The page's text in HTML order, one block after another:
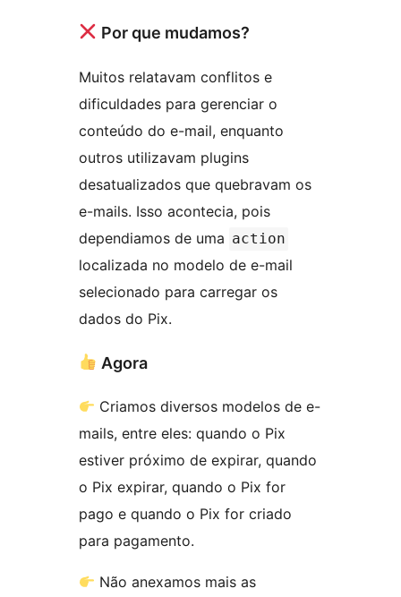
Por que mudamos?
Muitos relatavam conflitos e
dificuldades para gerenciar o
conteúdo do e-mail, enquanto
outros utilizavam plugins
desatualizados que quebravam os
e-mails. Isso acontecia, pois
dependiamos de uma action
localizada no modelo de e-mail
selecionado para carregar os
dados do Pix.
Agora
Criamos diversos modelos de e-
mails, entre eles: quando o Pix
estiver próximo de expirar, quando
o Pix expirar, quando o Pix for
pago e quando o Pix for criado
para pagamento.
Não anexamos mais as